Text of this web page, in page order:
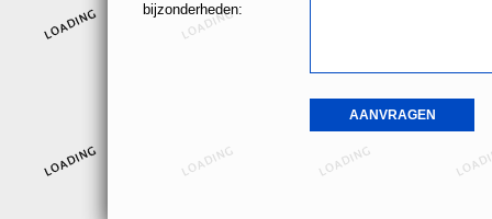
bijzonderheden: